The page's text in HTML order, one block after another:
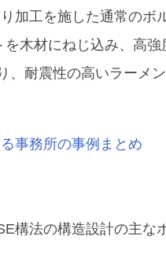
加工を施した通常のボ
木材にねじ込み、高強
、耐震性の高いラーメ
事務所の事例まとめ
構法の構造設計の主な